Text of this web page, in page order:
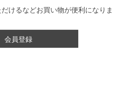
けるなどお買い物が便利になりま
会員登録